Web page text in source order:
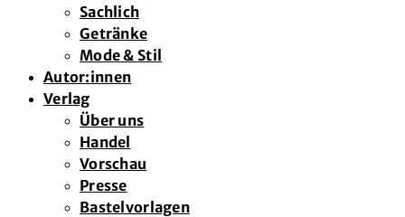
Sachlich
Getränke
Mode & Stil
Autor:innen
Verlag
Über uns
Handel
Vorschau
Presse
Bastelvorlagen